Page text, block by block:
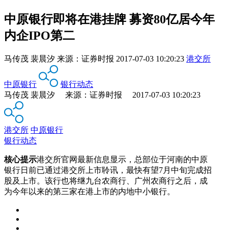
中原银行即将在港挂牌 募资80亿居今年
内企IPO第二
马传茂 裴晨汐 来源： 证券时报 2017-07-03 10:20:23 港交所
中原银行
银行动态
马传茂 裴晨汐 来源：证券时报 2017-07-03 10:20:23
港交所 中原银行
银行动态
核心提示港交所官网最新信息显示，总部位于河南的中原
银行日前已通过港交所上市聆讯，最快有望7月中旬完成招
股及上市。该行也将继九台农商行、广州农商行之后，成
为今年以来的第三家在港上市的内地中小银行。